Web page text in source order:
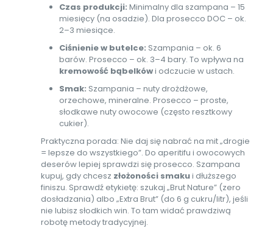
Czas produkcji: Minimalny dla szampana – 15
miesięcy (na osadzie). Dla prosecco DOC – ok.
2–3 miesiące.
Ciśnienie w butelce: Szampania – ok. 6
barów. Prosecco – ok. 3–4 bary. To wpływa na
kremowość bąbelkówi odczucie w ustach.
Smak: Szampania – nuty drożdżowe,
orzechowe, mineralne. Prosecco – proste,
słodkawe nuty owocowe (często resztkowy
cukier).
Praktyczna porada: Nie daj się nabrać na mit „drogie
= lepsze do wszystkiego”. Do aperitifu i owocowych
deserów lepiej sprawdzi się prosecco. Szampana
kupuj, gdy chcesz złożoności smakui dłuższego
finiszu. Sprawdź etykietę: szukaj „Brut Nature” (zero
dosładzania) albo „Extra Brut” (do 6 g cukru/litr), jeśli
nie lubisz słodkich win. To tam widać prawdziwą
robotę metody tradycyjnej.